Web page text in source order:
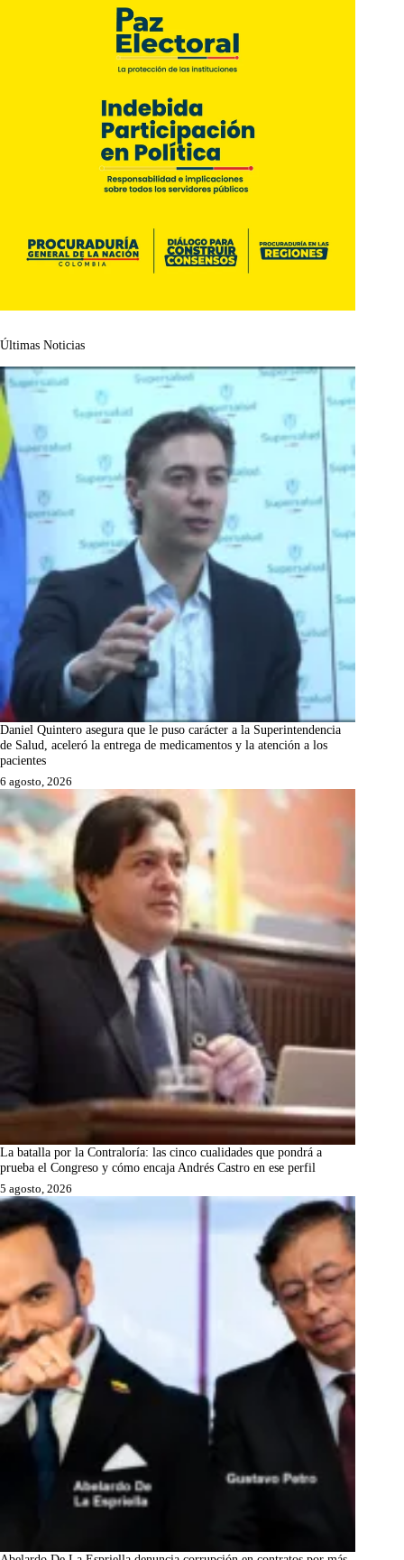
Últimas Noticias
Daniel Quintero asegura que le puso carácter a la Superintendencia
de Salud, aceleró la entrega de medicamentos y la atención a los
pacientes
6 agosto, 2026
La batalla por la Contraloría: las cinco cualidades que pondrá a
prueba el Congreso y cómo encaja Andrés Castro en ese perfil
5 agosto, 2026